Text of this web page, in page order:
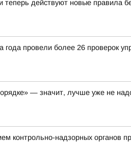
действуют новые правила
года провели более 26 проверок
— значит, лучше уже не
контрольно-надзорных органов